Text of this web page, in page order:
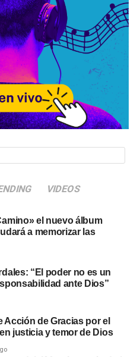
VIDEOS
el nuevo álbum
a memorizar las
“El poder no es un
ante Dios”
Acción de Gracias por el
justicia y temor de Dios